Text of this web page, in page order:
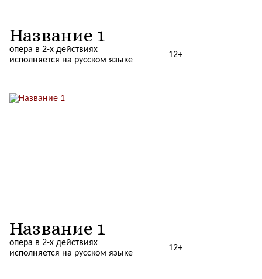
Название 1
опера в 2-х действиях
исполняется на русском языке
12+
Название 1
опера в 2-х действиях
исполняется на русском языке
12+